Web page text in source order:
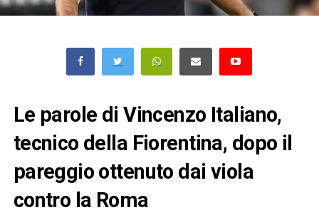
Le parole di Vincenzo Italiano,
tecnico della Fiorentina, dopo il
pareggio ottenuto dai viola
contro la Roma